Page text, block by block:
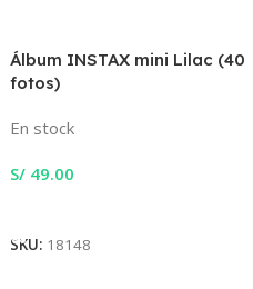
Álbum INSTAX mini Lilac (40
fotos)
En stock
S/ 49.00
SKU: 18148